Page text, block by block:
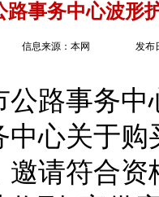
路事务中心波形
信息来源：本网 发布
事务中
中心关于
邀请符合资